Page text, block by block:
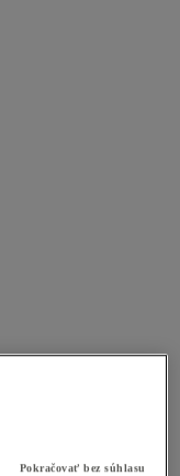
Pokračovať bez súhlasu